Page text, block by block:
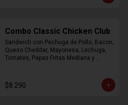
Combo Classic Chicken Club
Sandwich con Pechuga de Pollo, Bacon,
Queso Cheddar, Mayonesa, Lechuga,
Tomates, Papas Fritas Mediana y
$8.290